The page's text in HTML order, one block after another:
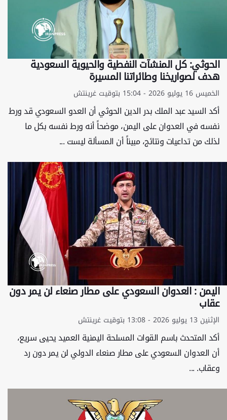
الحوثي: كل المنشآت النفطية والحيوية السعودية
هدف لصواريخنا وطائراتنا المسيرة
الخميس 16 يوليو 2026 - 15:04 بتوقيت غرينتش
أكد السيد عبد الملك بدر الدين الحوثي أن العدو السعودي قد ورط
نفسه في العدوان على اليمن، موضحاً أنه ورط نفسه بكل ما
لذلك من تداعيات ونتائج، مبيناً أن المسألة ليست ...
اليمن : العدوان السعودي على مطار صنعاء لن يمر دون
عقاب
الإثنين 13 يوليو 2026 - 13:08 بتوقيت غرينتش
أكد المتحدث باسم القوات المسلحة اليمنية العميد يحيى سريع،
أن العدوان السعودي على مطار صنعاء الدولي لن يمر دون رد
وعقاب. ...